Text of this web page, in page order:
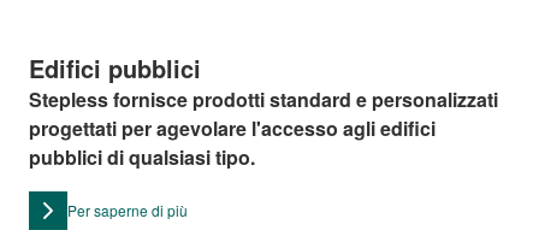
Edifici pubblici
Stepless fornisce prodotti standard e personalizzati
progettati per agevolare l'accesso agli edifici
pubblici di qualsiasi tipo.
Per saperne di più